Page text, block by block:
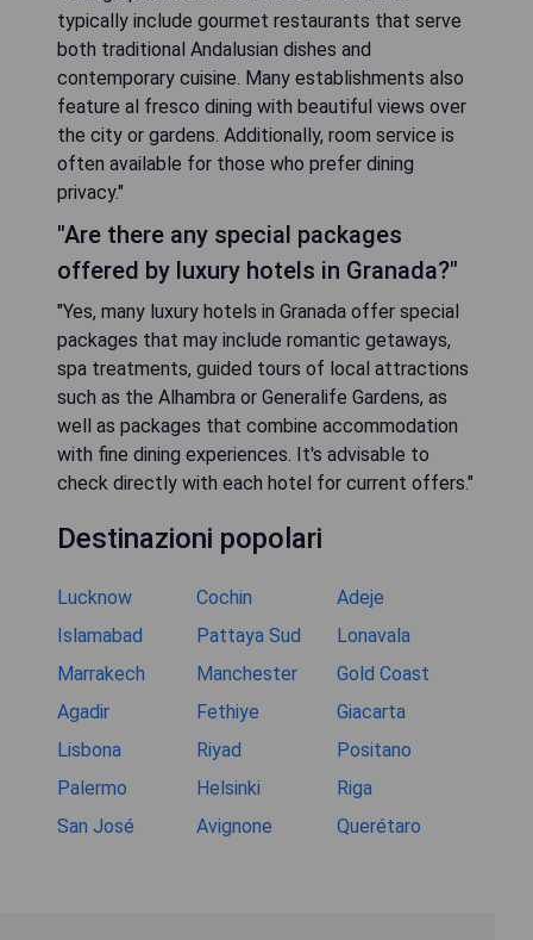
typically include gourmet restaurants that serve
both traditional Andalusian dishes and
contemporary cuisine. Many establishments also
feature al fresco dining with beautiful views over
the city or gardens. Additionally, room service is
often available for those who prefer dining
privacy."
"Are there any special packages
offered by luxury hotels in Granada?"
"Yes, many luxury hotels in Granada offer special
packages that may include romantic getaways,
spa treatments, guided tours of local attractions
such as the Alhambra or Generalife Gardens, as
well as packages that combine accommodation
with fine dining experiences. It's advisable to
check directly with each hotel for current offers."
Destinazioni popolari
Lucknow Cochin
Adeje
Islamabad
Pattaya Sud
Lonavala
Marrakech
Manchester
Gold Coast
Agadir
Fethiye
Giacarta
Lisbona
Riyad
Positano
Palermo
Helsinki
Riga
San José
Avignone Querétaro